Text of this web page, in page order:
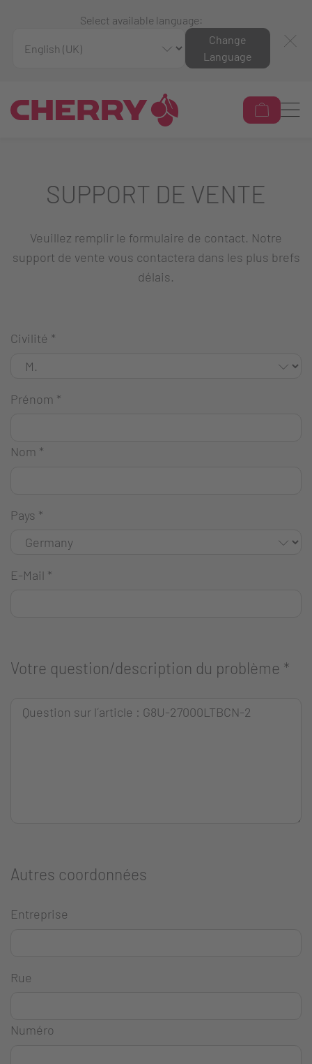
Select available language:
Change
Language
SUPPORT DE VENTE
Veuillez remplir le formulaire de contact. Notre
support de vente vous contactera dans les plus brefs
délais.
Civilité *
Prénom *
Nom *
Pays *
E-Mail *
Votre question/description du problème *
Autres coordonnées
Entreprise
Rue
Numéro